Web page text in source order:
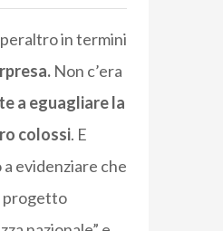
in termini
Non c’era
a eguagliare la
colossi. E
evidenziare che
progetto